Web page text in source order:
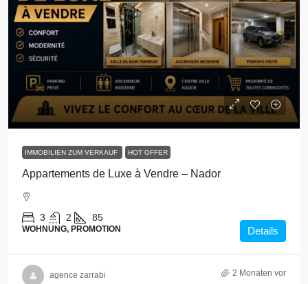
IMMOBILIEN ZUM VERKAUF HOT OFFER
Appartements de Luxe à Vendre – Nador
3 2 85
WOHNUNG, PROMOTION Details
agence zarrabi 2 Monaten vor